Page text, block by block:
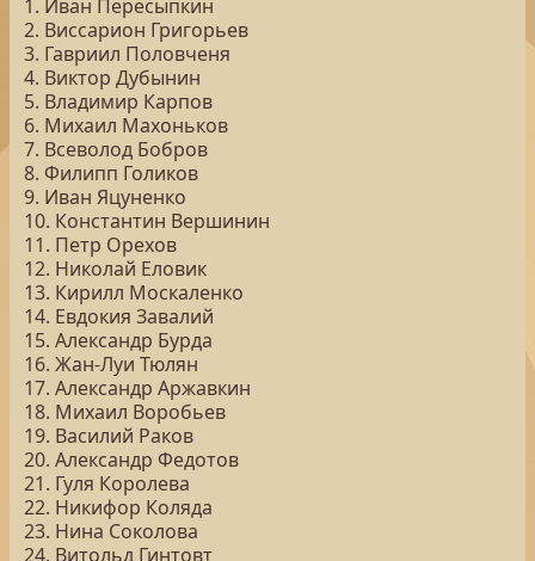
1. Иван Пересыпкин
2. Виссарион Григорьев
3. Гавриил Половченя
4. Виктор Дубынин
5. Владимир Карпов
6. Михаил Махоньков
7. Всеволод Бобров
8. Филипп Голиков
9. Иван Яцуненко
10. Константин Вершинин
11. Петр Орехов
12. Николай Еловик
13. Кирилл Москаленко
14. Евдокия Завалий
15. Александр Бурда
16. Жан-Луи Тюлян
17. Александр Аржавкин
18. Михаил Воробьев
19. Василий Раков
20. Александр Федотов
21. Гуля Королева
22. Никифор Коляда
23. Нина Соколова
24. Витольд Гинтовт